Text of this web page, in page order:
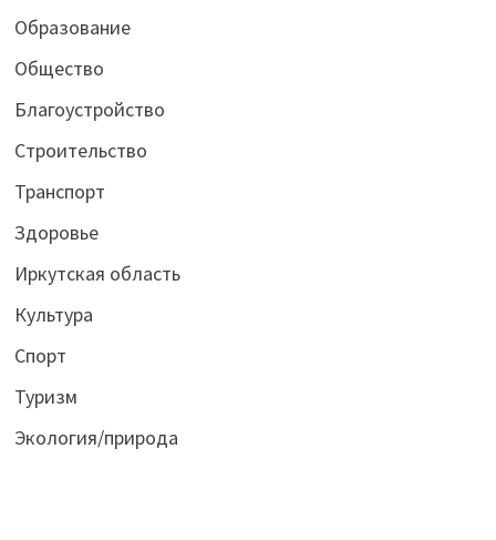
Образование
Общество
Благоустройство
Строительство
Транспорт
Здоровье
Иркутская область
Культура
Спорт
Туризм
Экология/природа